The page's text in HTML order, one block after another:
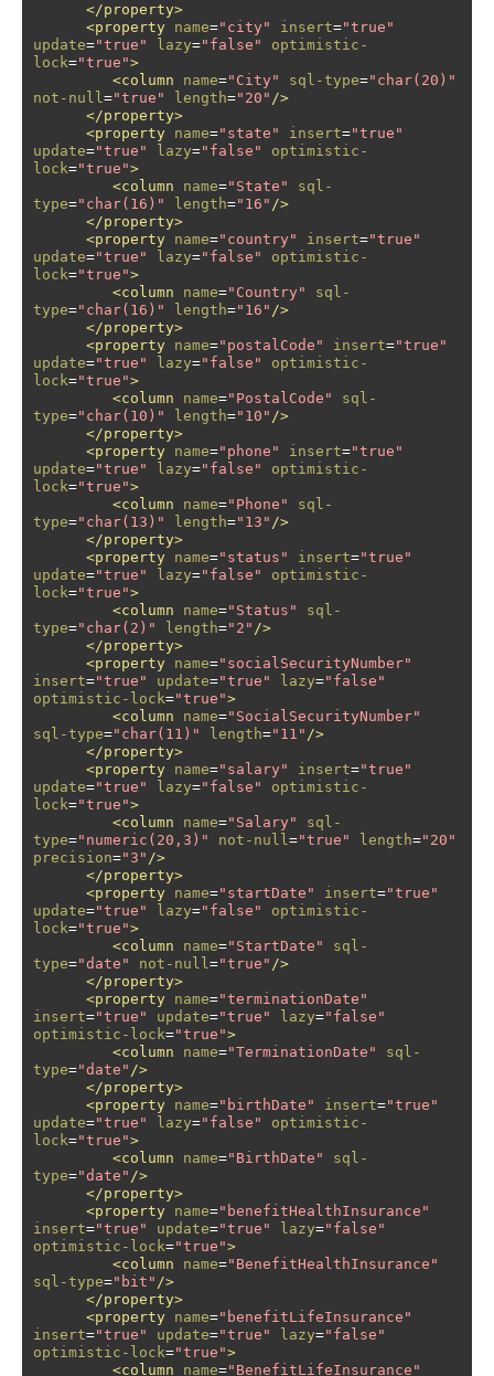
</property>
<property
name="city" insert="true"
update="true" lazy="false"
optimistic-
lock="true">
<column
name="City" sql-type="char(20)"
not-null="true" length="20" />
</property>
<property
name="state" insert="true"
update="true" lazy="false"
optimistic-
lock="true">
<column
name="State"
sql-
type="char(16)" length="16" />
</property>
<property
name="country" insert="true"
update="true" lazy="false"
optimistic-
lock="true">
<column
name="Country"
sql-
type="char(16)" length="16" />
</property>
<property
name="postalCode" insert="true"
update="true" lazy="false"
optimistic-
lock="true">
<column
name="PostalCode"
sql-
type="char(10)" length="10" />
</property>
<property
name="phone" insert="true"
update="true" lazy="false"
optimistic-
lock="true">
<column
name="Phone"
sql-
type="char(13)" length="13" />
</property>
<property
name="status" insert="true"
update="true" lazy="false"
optimistic-
lock="true">
<column
name="Status"
sql-
type="char(2)" length="2" />
</property>
<property
name="socialSecurityNumber"
insert="true" update="true" lazy="false"
optimistic-lock="true">
<column
name="SocialSecurityNumber"
sql-type="char(11)" length="11" />
</property>
<property
name="salary" insert="true"
update="true" lazy="false"
optimistic-
lock="true">
<column
name="Salary"
sql-
type="numeric(20,3)" not-null="true" length="20"
precision="3" />
</property>
<property
name="startDate" insert="true"
update="true" lazy="false"
optimistic-
lock="true">
<column
name="StartDate"
sql-
type="date" not-null="true" />
</property>
<property
name="terminationDate"
insert="true" update="true" lazy="false"
optimistic-lock="true">
<column
name="TerminationDate"
sql-
type="date" />
</property>
<property
name="birthDate" insert="true"
update="true" lazy="false"
optimistic-
lock="true">
<column
name="BirthDate"
sql-
type="date" />
</property>
<property
name="benefitHealthInsurance"
insert="true" update="true" lazy="false"
optimistic-lock="true">
<column
name="BenefitHealthInsurance"
sql-type="bit" />
</property>
<property
name="benefitLifeInsurance"
insert="true" update="true" lazy="false"
optimistic-lock="true">
<column
name="BenefitLifeInsurance"